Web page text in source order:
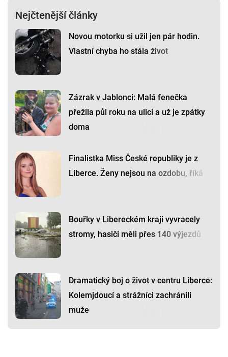
Nejčtenější články
Novou motorku si užil jen pár hodin.
Vlastní chyba ho stála život
Zázrak v Jablonci: Malá fenečka
přežila půl roku na ulici a už je zpátky
doma
Finalistka Miss České republiky je z
Liberce. Ženy nejsou na ozdobu, říká
Bouřky v Libereckém kraji vyvracely
stromy, hasiči měli přes 140 výjezdů
Dramatický boj o život v centru Liberce:
Kolemjdoucí a strážníci zachránili
muže